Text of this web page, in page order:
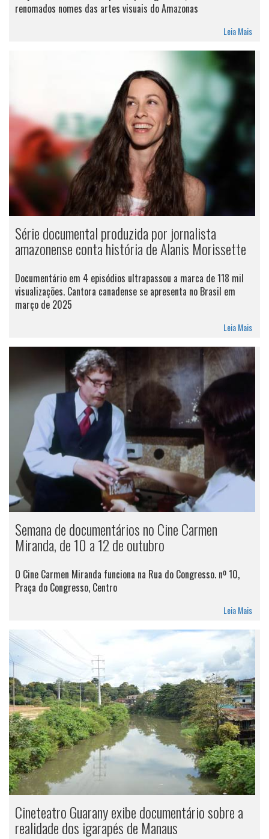
renomados nomes das artes visuais do Amazonas
Leia Mais
Série documental produzida por jornalista
amazonense conta história de Alanis Morissette
Documentário em 4 episódios ultrapassou a marca de 118 mil
visualizações. Cantora canadense se apresenta no Brasil em
março de 2025
Leia Mais
Semana de documentários no Cine Carmen
Miranda, de 10 a 12 de outubro
O Cine Carmen Miranda funciona na Rua do Congresso. nº 10,
Praça do Congresso, Centro
Leia Mais
Cineteatro Guarany exibe documentário sobre a
realidade dos igarapés de Manaus